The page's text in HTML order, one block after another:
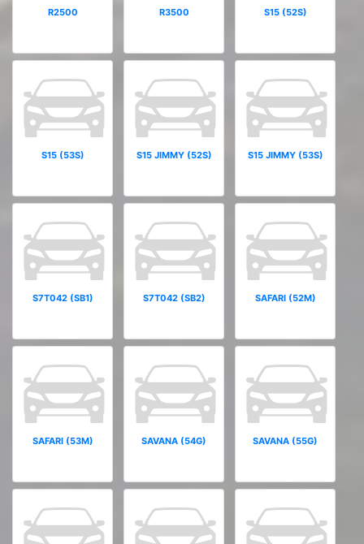
R2500 R3500 S15 (52S)
S15 (53S) S15 JIMMY (52S) S15 JIMMY (53S)
S7T042 (SB1) S7T042 (SB2) SAFARI (52M)
SAFARI (53M) SAVANA (54G) SAVANA (55G)